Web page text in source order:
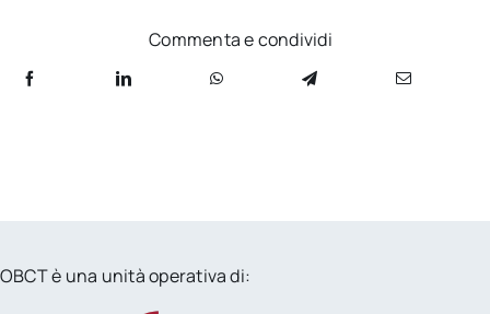
Commenta e condividi
OBCT è una unità operativa di: